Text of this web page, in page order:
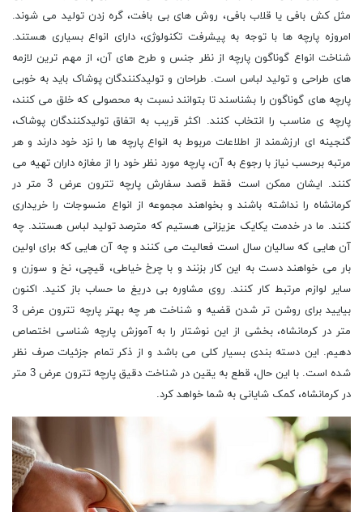
مثل کش ‌بافی یا قلاب بافی، روش های بی بافت، گره زدن تولید می‌ شوند.
امروزه پارچه ‌ها با توجه به پیشرفت تکنولوژی، دارای انواع بسیاری هستند.
شناخت انواع گوناگون پارچه از نظر جنس و طرح های آن، از مهم‌ ترین لازمه
‌های طراحی و تولید لباس است. طراحان و تولیدکنندگان پوشاک باید به خوبی
پارچه های گوناگون را بشناسند تا بتوانند نسبت به محصولی که خلق می ‌کنند،
پارچه ‌ی مناسب را انتخاب کنند. اکثر قریب به اتفاق تولیدکنندگان پوشاک،
گنجینه ای ارزشمند از اطلاعات مربوط به انواع پارچه ها را نزد خود دارند و هر
مرتبه برحسب نیاز با رجوع به آن، پارچه مورد نظر خود را از مغازه داران تهیه می
کنند. ایشان ممکن است فقط قصد سفارش پارچه تترون عرض 3 متر در
کرمانشاه را نداشته باشند و بخواهند مجموعه از انواع منسوجات را خریداری
کنند. ما در خدمت یکایک عزیزانی هستیم که مترصد تولید لباس هستند. چه
آن هایی که سالیان سال است فعالیت می کنند و چه آن هایی که برای اولین
بار می خواهند دست به این کار بزنند و با چرخ خیاطی، قیچی، نخ و سوزن و
سایر لوازم مرتبط کار کنند. روی مشاوره بی دریغ ما حساب باز کنید. اکنون
بیایید برای روشن تر شدن قضیه و شناخت هر چه بهتر پارچه تترون عرض 3
متر در کرمانشاه، بخشی از این نوشتار را به آموزش پارچه شناسی اختصاص
دهیم. این دسته بندی بسیار کلی می باشد و از ذکر تمام جزئیات صرف نظر
شده است. با این حال، قطع به یقین در شناخت دقیق پارچه تترون عرض 3 متر
در کرمانشاه، کمک شایانی به شما خواهد کرد.